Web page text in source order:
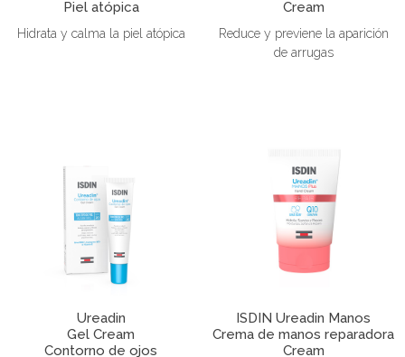
Piel atópica
Hidrata y calma la piel atópica
Cream
Reduce y previene la aparición
de arrugas
Ureadin
Gel Cream
Contorno de ojos
ISDIN Ureadin Manos
Crema de manos reparadora
Cream